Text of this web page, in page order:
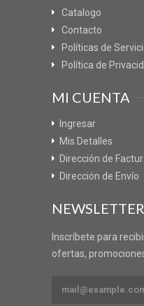
Catalogo
Contacto
Políticas de
Política de
MI CUENTA
Ingresar
Mis Detalles
Dirección de
Dirección de Envío
NEWSLETTER
Inscríbete para
ofertas,